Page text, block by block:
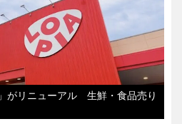
がリニューアル 生鮮・食品売り